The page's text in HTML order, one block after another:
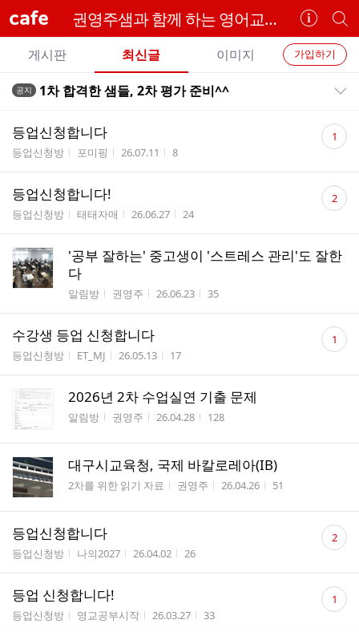
cafe 권영주샘과 함께 하는 영어교육론
카
페
정
보
개
별
카
페
검
카
페
메
뉴
가입하기
게시판 최신글 이미지
전
글
트
공지 1차 합격한 샘들, 2차 평가 준비^^
등업신청합니다
게시판명
등업신청방 작성자
포미핑 작성시간
26.07.11 조회수
8
댓
글 1
등업신청합니다!
게시판명
등업신청방 작성자
태태자매 작성시간
26.06.27 조회수
24
댓
글 2
'공부 잘하는' 중고생이 '스트레스 관리'도 잘한
다
게시판명
알림방 작성자
권영주 작성시간
26.06.23 조회수
35
수강생 등업 신청합니다
게시판명
등업신청방 작성자
ET_MJ 작성시간
26.05.13 조회수
17
댓
글 1
2026년 2차 수업실연 기출 문제
게시판명
알림방 작성자
권영주 작성시간
26.04.28 조회수
128
대구시교육청, 국제 바칼로레아(IB)
게시판명
2차를 위한 읽기 자료 작성자
권영주 작성시간
26.04.26 조회수
51
등업신청합니다
게시판명
등업신청방 작성자
나의2027 작성시간
26.04.02 조회수
26
댓
글 2
등업 신청합니다!
게시판명
등업신청방 작성자
영교공부시작 작성시간
26.03.27 조회수
33
댓
글 1